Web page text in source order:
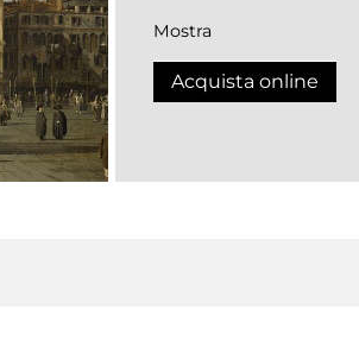
Mostra
Acquista online